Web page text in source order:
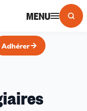
MENU
Adhérer